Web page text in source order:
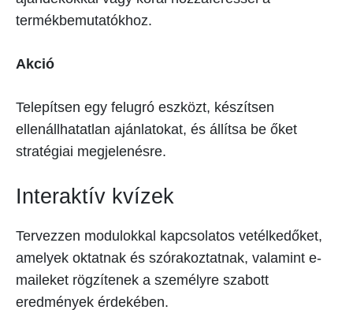
termékbemutatókhoz.
Akció
Telepítsen egy felugró eszközt, készítsen
ellenállhatatlan ajánlatokat, és állítsa be őket
stratégiai megjelenésre.
Interaktív kvízek
Tervezzen modulokkal kapcsolatos vetélkedőket,
amelyek oktatnak és szórakoztatnak, valamint e-
maileket rögzítenek a személyre szabott
eredmények érdekében.